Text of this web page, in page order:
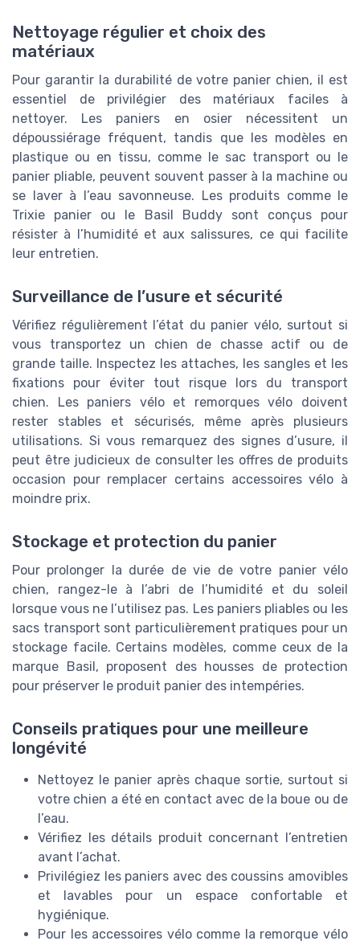
Nettoyage régulier et choix des
matériaux
Pour garantir la durabilité de votre panier chien, il est
essentiel de privilégier des matériaux faciles à
nettoyer. Les paniers en osier nécessitent un
dépoussiérage fréquent, tandis que les modèles en
plastique ou en tissu, comme le sac transport ou le
panier pliable, peuvent souvent passer à la machine ou
se laver à l’eau savonneuse. Les produits comme le
Trixie panier ou le Basil Buddy sont conçus pour
résister à l’humidité et aux salissures, ce qui facilite
leur entretien.
Surveillance de l’usure et sécurité
Vérifiez régulièrement l’état du panier vélo, surtout si
vous transportez un chien de chasse actif ou de
grande taille. Inspectez les attaches, les sangles et les
fixations pour éviter tout risque lors du transport
chien. Les paniers vélo et remorques vélo doivent
rester stables et sécurisés, même après plusieurs
utilisations. Si vous remarquez des signes d’usure, il
peut être judicieux de consulter les offres de produits
occasion pour remplacer certains accessoires vélo à
moindre prix.
Stockage et protection du panier
Pour prolonger la durée de vie de votre panier vélo
chien, rangez-le à l’abri de l’humidité et du soleil
lorsque vous ne l’utilisez pas. Les paniers pliables ou les
sacs transport sont particulièrement pratiques pour un
stockage facile. Certains modèles, comme ceux de la
marque Basil, proposent des housses de protection
pour préserver le produit panier des intempéries.
Conseils pratiques pour une meilleure
longévité
Nettoyez le panier après chaque sortie, surtout si
votre chien a été en contact avec de la boue ou de
l’eau.
Vérifiez les détails produit concernant l’entretien
avant l’achat.
Privilégiez les paniers avec des coussins amovibles
et lavables pour un espace confortable et
hygiénique.
Pour les accessoires vélo comme la remorque vélo